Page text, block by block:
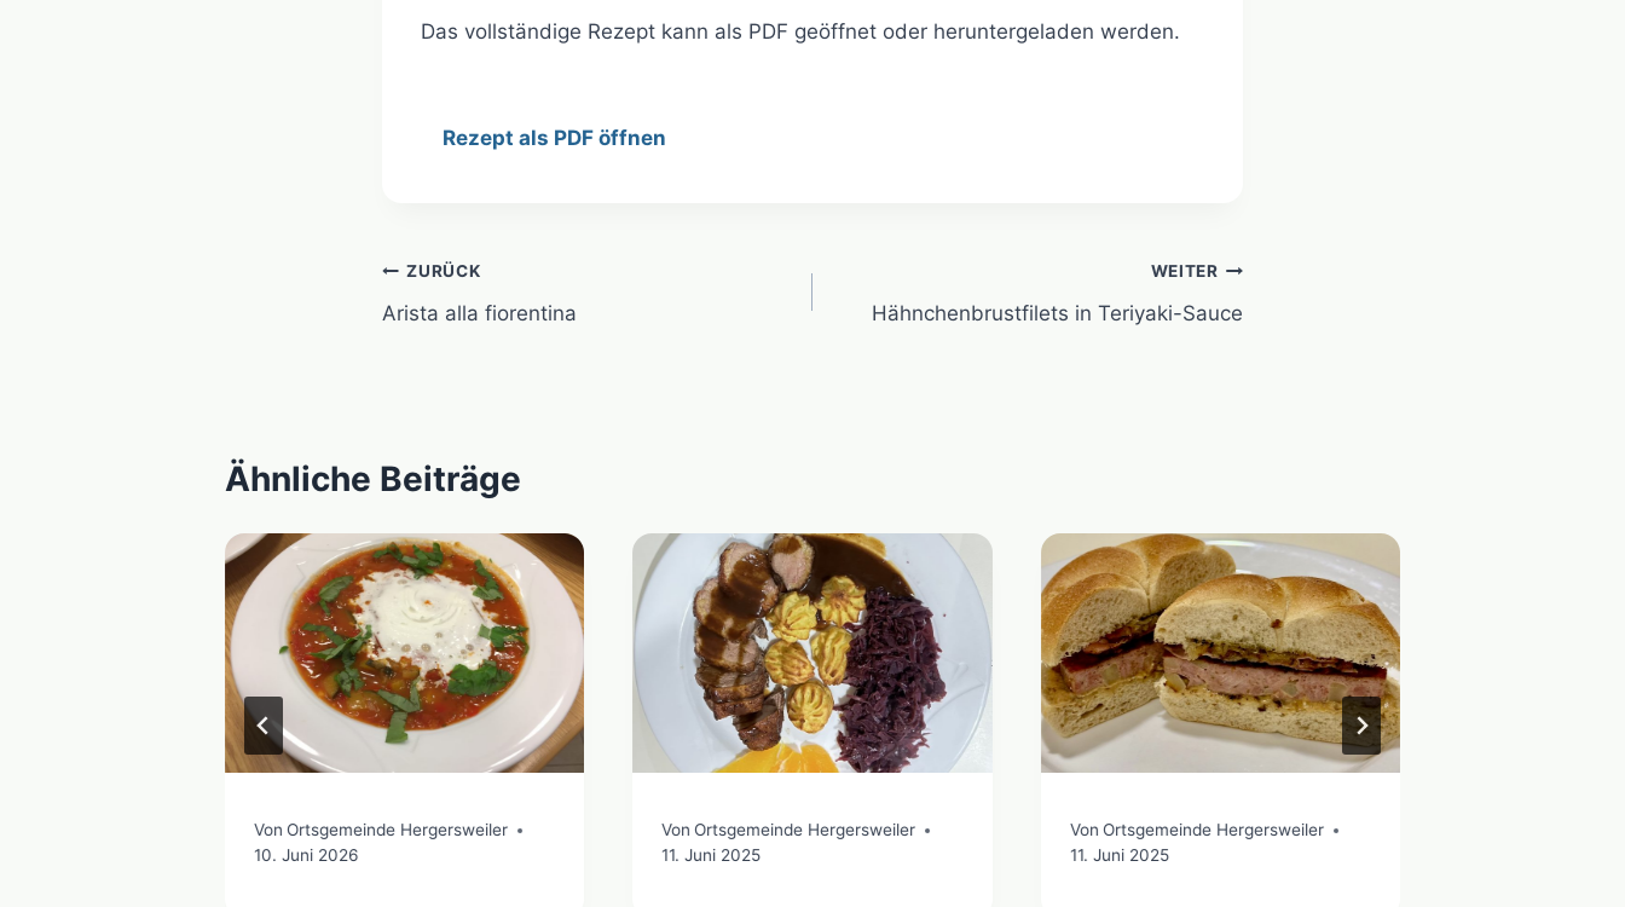
Das vollständige Rezept kann als PDF geöffnet oder heruntergeladen werden.
Rezept als PDF öffnen
Beitragsnavigation
ZURÜCK
Arista alla fiorentina
WEITER
Hähnchenbrustfilets in Teriyaki-Sauce
Ähnliche Beiträge
Von Ortsgemeinde Hergersweiler
10. Juni 2026
Von Ortsgemeinde Hergersweiler
11. Juni 2025
Von Ortsgemeinde Hergersweiler
11. Juni 2025